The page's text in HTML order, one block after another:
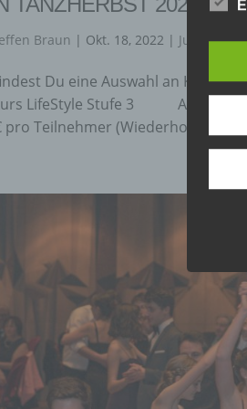
Braun | Okt. 18, 2022 |
Du eine Auswahl an Kursen
LifeStyle Stufe 3 Anmelden
pro Teilnehmer (Wiederholer 50%)
mit
D)